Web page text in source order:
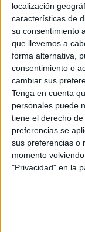
localización
características de
su consentimiento
que llevemos a
forma alternativa,
consentimiento o
cambiar sus
Tenga en cuenta
personales puede
tiene el derecho
preferencias se
sus preferencias o
momento
"Privacidad" en la
La universidad - un
ADE -
Ciencias Políticas y